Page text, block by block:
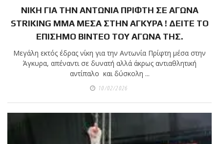
εξετάσεις έγχρωμων
ζωνών!
Με μεγάλη
επιτυχία
πραγματοποιήθηκε το
κλειστό σεμινάριο
Brazilian Jiu-Jitsu με τον
Grand Master Reyson
ΝΙΚΗ ΓΙΑ ΤΗΝ ΑΝΤΩΝΙΑ ΠΡΙΦΤΗ ΣΕ ΑΓΩΝΑ
STRIKING MMA ΜΕΣΑ ΣΤΗΝ ΑΓΚΥΡΑ ! ΔΕΙΤΕ ΤΟ
ΕΠΙΣΗΜΟ ΒΙΝΤΕΟ ΤΟΥ ΑΓΩΝΑ ΤΗΣ.
Μεγάλη εκτός έδρας νίκη για την Αντωνία Πρίφτη μέσα στην
Άγκυρα, απέναντι σε δυνατή αλλά άκρως αντιαθλητική
αντίπαλο και δύσκολη ...
10/02/2026